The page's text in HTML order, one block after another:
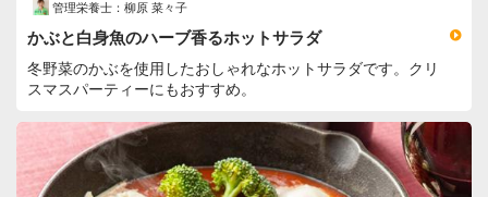
管理栄養士：柳原 菜々子
かぶと白身魚のハーブ香るホットサラダ
冬野菜のかぶを使用したおしゃれなホットサラダです。クリ
スマスパーティーにもおすすめ。